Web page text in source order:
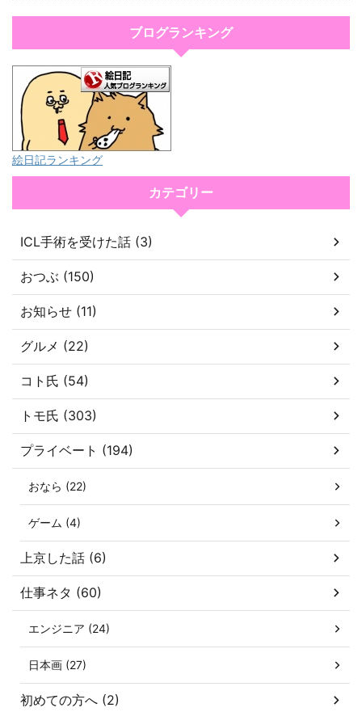
ブログランキング
絵日記ランキング
カテゴリー
ICL手術を受けた話 (3)
おつぶ (150)
お知らせ (11)
グルメ (22)
コト氏 (54)
トモ氏 (303)
プライベート (194)
おなら (22)
ゲーム (4)
上京した話 (6)
仕事ネタ (60)
エンジニア (24)
日本画 (27)
初めての方へ (2)